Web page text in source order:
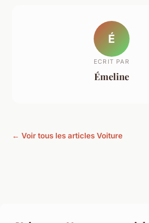
É
ECRIT PAR
Émeline
← Voir tous les articles Voiture